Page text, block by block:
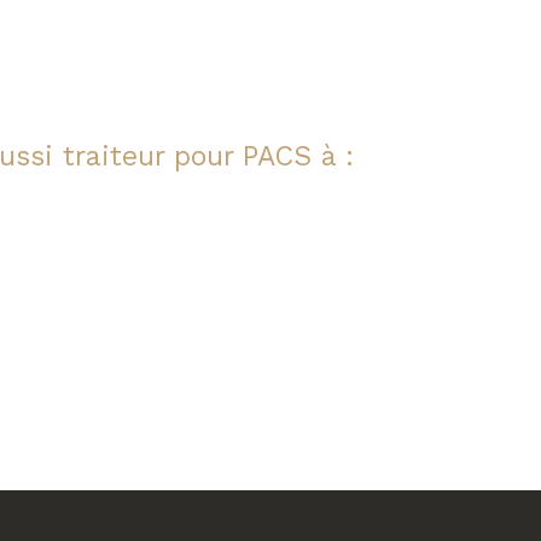
traiteur pour PACS à :